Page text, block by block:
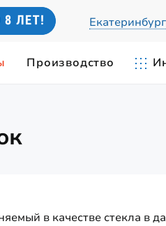
Екатеринбург
Производство
в качестве стекла в